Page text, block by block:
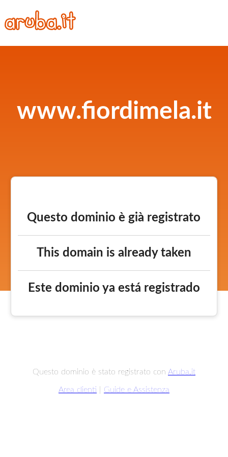
www.fiordimela.it
Questo dominio è già registrato
This domain is already taken
Este dominio ya está registrado
Questo dominio è stato registrato con Aruba.it
Area clienti Guide e Assistenza